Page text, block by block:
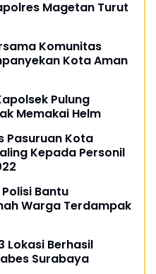
Magetan Turut
Komunitas
Kota Aman
Pulung
Memakai Helm
Pasuruan Kota
Kepada Personil
Bantu
Warga Terdampak
Lokasi Berhasil
Surabaya